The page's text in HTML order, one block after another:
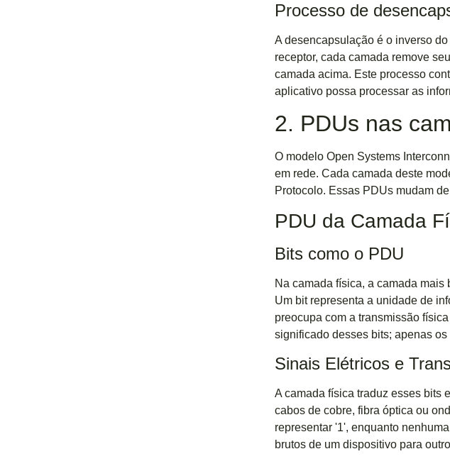
Processo de
A desencapsulação é o inverso
receptor, cada camada remove
camada acima. Este processo
aplicativo possa processar as
2. PDUs nas
O modelo Open Systems
em rede. Cada camada deste
Protocolo. Essas PDUs mudam
PDU da Camada
Bits como o PDU
Na camada física, a camada
Um bit representa a unidade de
preocupa com a transmissão
significado desses bits; apenas os
Sinais Elétricos e
A camada física traduz esses bits
cabos de cobre, fibra óptica ou
representar '1', enquanto
brutos de um dispositivo para